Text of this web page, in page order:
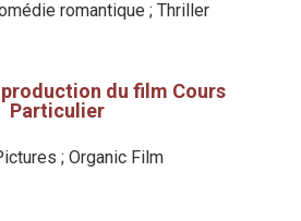
romantique ; Thriller
du film Cours
Particulier
; Organic Film